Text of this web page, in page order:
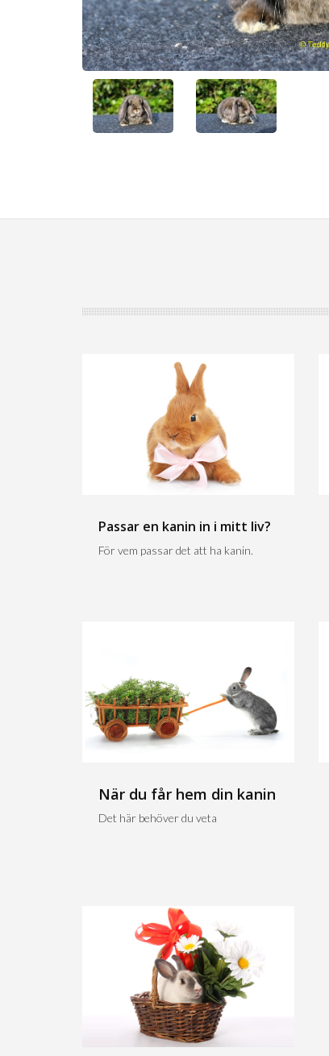
Passar en kanin in i mitt liv?
För vem passar det att ha kanin.
När du får hem din kanin
Det här behöver du veta